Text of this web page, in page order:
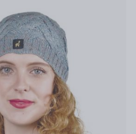
Mütze
Santa
mit
Bommel
One
Size
Kopfgrößen
XS-
XL